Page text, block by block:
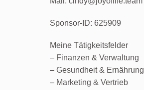
Sponsor-ID: 625909
Meine Tätigkeitsfelder
– Finanzen & Verwaltung
– Gesundheit & Ernährung
– Marketing & Vertrieb